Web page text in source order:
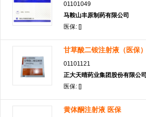
01101049
马鞍山丰原制药有限公司
医保: []
甘草酸二铵注射液（医保）
01101121
正大天晴药业集团股份有限公司
医保: []
黄体酮注射液 医保